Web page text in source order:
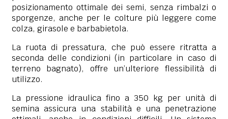
posizionamento ottimale dei semi, senza rimbalzi o
sporgenze, anche per le colture più leggere come
colza, girasole e barbabietola.
La ruota di pressatura, che può essere ritratta a
seconda delle condizioni (in particolare in caso di
terreno bagnato), offre un’ulteriore flessibilità di
utilizzo.
La pressione idraulica fino a 350 kg per unità di
semina assicura una stabilità e una penetrazione